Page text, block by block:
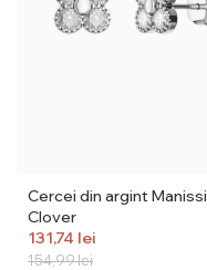
Cercei din argint Manissi
Clover
154,99lei
131,74 lei